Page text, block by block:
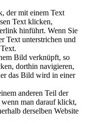
der mit einem Text
Text klicken,
hinführt. Wenn Sie
Text unterstrichen und
Bild verknüpft, so
dorthin navigieren,
das Bild wird in einer
anderen Teil der
man darauf klickt,
derselben Website